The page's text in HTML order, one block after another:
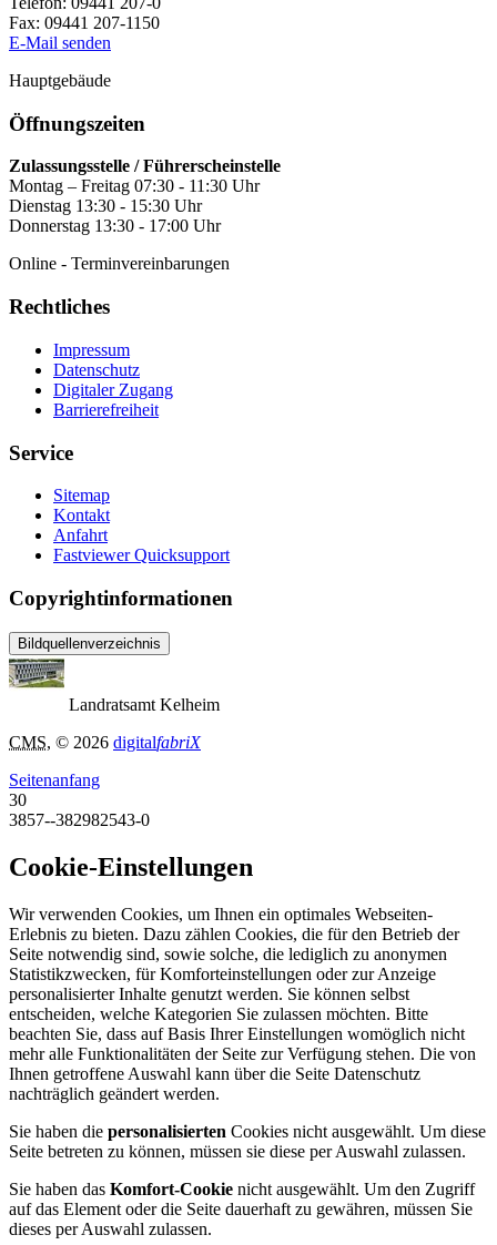
Fax: 09441 207-1150
E-Mail senden
Hauptgebäude
Öffnungszeiten
Zulassungsstelle / Führerscheinstelle
Montag – Freitag 07:30 - 11:30 Uhr
Dienstag 13:30 - 15:30 Uhr
Donnerstag 13:30 - 17:00 Uhr
Online - Terminvereinbarungen
Rechtliches
Impressum
Datenschutz
Digitaler Zugang
Barrierefreiheit
Service
Sitemap
Kontakt
Anfahrt
Fastviewer Quicksupport
Copyrightinformationen
Bildquellenverzeichnis
Landratsamt Kelheim
CMS, © 2026 digitalfabriX
Seitenanfang
30
3857--382982543-0
Cookie-Einstellungen
Wir verwenden Cookies, um Ihnen ein optimales Webseiten-
Erlebnis zu bieten. Dazu zählen Cookies, die für den Betrieb der
Seite notwendig sind, sowie solche, die lediglich zu anonymen
Statistikzwecken, für Komforteinstellungen oder zur Anzeige
personalisierter Inhalte genutzt werden. Sie können selbst
entscheiden, welche Kategorien Sie zulassen möchten. Bitte
beachten Sie, dass auf Basis Ihrer Einstellungen womöglich nicht
mehr alle Funktionalitäten der Seite zur Verfügung stehen. Die von
Ihnen getroffene Auswahl kann über die Seite Datenschutz
nachträglich geändert werden.
Sie haben die personalisierten Cookies nicht ausgewählt. Um diese
Seite betreten zu können, müssen sie diese per Auswahl zulassen.
Sie haben das Komfort-Cookie nicht ausgewählt. Um den Zugriff
auf das Element oder die Seite dauerhaft zu gewähren, müssen Sie
dieses per Auswahl zulassen.